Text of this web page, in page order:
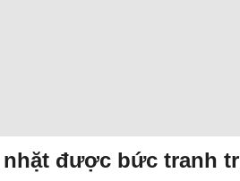
được bức tranh